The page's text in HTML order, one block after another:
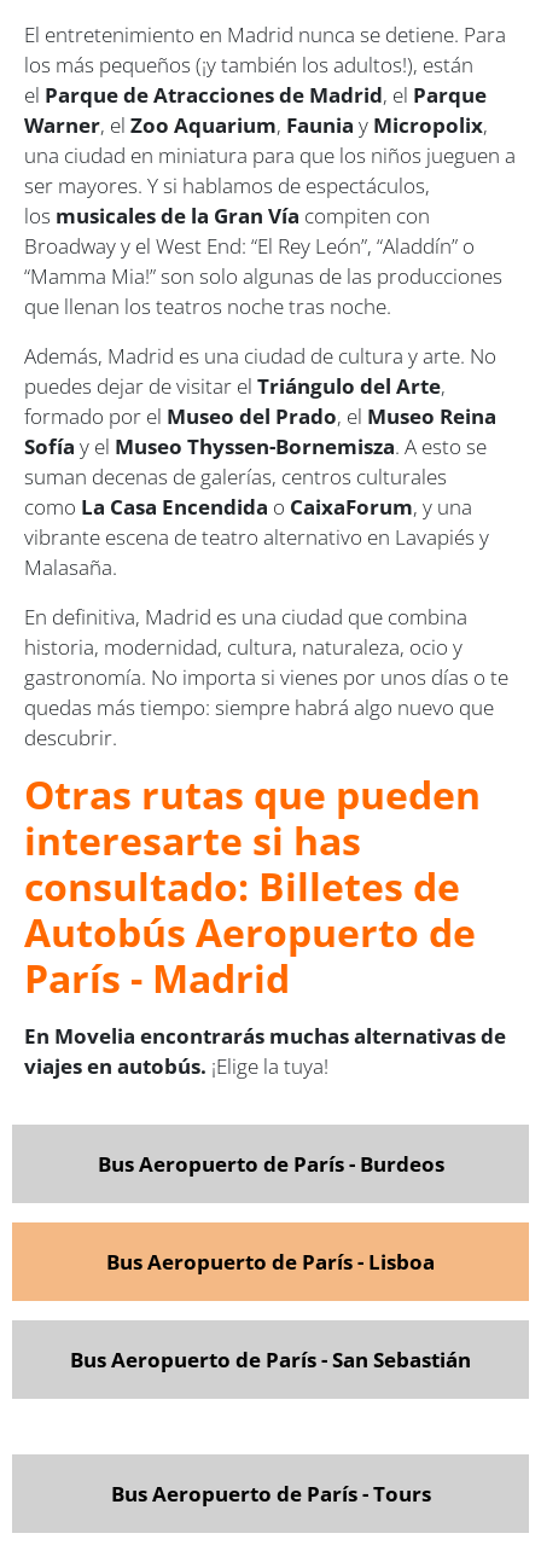
El entretenimiento en Madrid nunca se detiene. Para
los más pequeños (¡y también los adultos!), están
el Parque de Atracciones de Madrid, el Parque
Warner, el Zoo Aquarium, Faunia y Micropolix,
una ciudad en miniatura para que los niños jueguen a
ser mayores. Y si hablamos de espectáculos,
los musicales de la Gran Vía compiten con
Broadway y el West End: “El Rey León”, “Aladdín” o
“Mamma Mia!” son solo algunas de las producciones
que llenan los teatros noche tras noche.
Además, Madrid es una ciudad de cultura y arte. No
puedes dejar de visitar el Triángulo del Arte,
formado por el Museo del Prado, el Museo Reina
Sofía y el Museo Thyssen-Bornemisza. A esto se
suman decenas de galerías, centros culturales
como La Casa Encendida o CaixaForum, y una
vibrante escena de teatro alternativo en Lavapiés y
Malasaña.
En definitiva, Madrid es una ciudad que combina
historia, modernidad, cultura, naturaleza, ocio y
gastronomía. No importa si vienes por unos días o te
quedas más tiempo: siempre habrá algo nuevo que
descubrir.
Otras rutas que pueden
interesarte si has
consultado: Billetes de
Autobús Aeropuerto de
París - Madrid
En Movelia encontrarás muchas alternativas de
viajes en autobús. ¡Elige la tuya!
Bus Aeropuerto de París - Burdeos
Bus Aeropuerto de París - Lisboa
Bus Aeropuerto de París - San Sebastián
Bus Aeropuerto de París - Tours